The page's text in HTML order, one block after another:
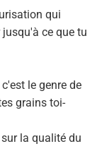
qui
ce que tu
le genre de
grains toi-
la qualité du